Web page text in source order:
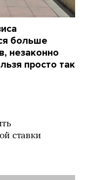
больше
незаконно
просто так
ставки